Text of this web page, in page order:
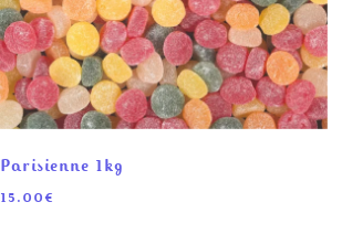
Parisienne 1kg
15.00€